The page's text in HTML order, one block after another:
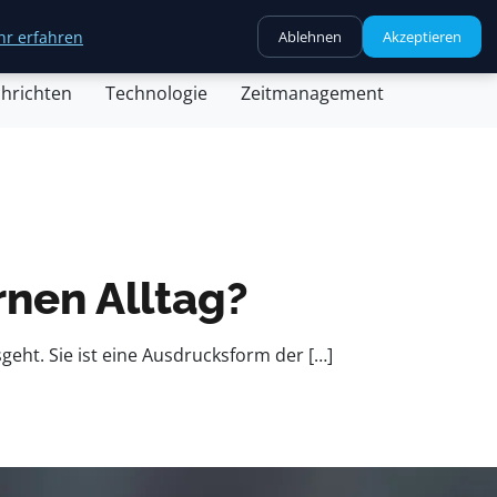
Gesundheit Kochen Nachricht
Technologie Zeitmanagement
Alltag?
Sie ist eine Ausdrucksform der […]
erfahren Ablehnen Akzeptieren